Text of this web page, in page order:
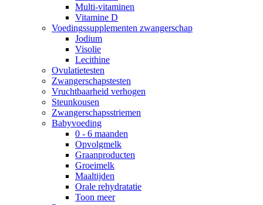
Multi-vitaminen
Vitamine D
Voedingssupplementen zwangerschap
Jodium
Visolie
Lecithine
Ovulatietesten
Zwangerschapstesten
Vruchtbaarheid verhogen
Steunkousen
Zwangerschapsstriemen
Babyvoeding
0 - 6 maanden
Opvolgmelk
Graanproducten
Groeimelk
Maaltijden
Orale rehydratatie
Toon meer